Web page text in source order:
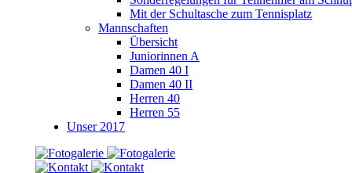
Mit der Schultasche zum Tennisplatz
Mannschaften
Übersicht
Juniorinnen A
Damen 40 I
Damen 40 II
Herren 40
Herren 55
Unser 2017